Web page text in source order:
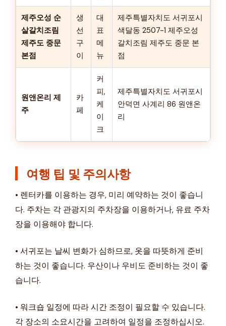
제주오성 순
살갈치조림
제주도 중문
본점
생
선
구
이
대
표
메
뉴
제주특별자치도 서귀포시
색달동 2507-1 제주오성
갈치조림 제주도 중문 본
점
원앤온리 제
주
카
페
커
피,
케
이
크
제주특별자치도 서귀포시
안덕면 사계리 86 원앤온
리
여행 팁 및 주의사항
• 렌터카를 이용하는 경우, 미리 예약하는 것이 좋습니
다. 주차는 각 관광지의 주차장을 이용하거나, 유료 주차
장을 이용해야 합니다.
• 서귀포는 날씨 변화가 심하므로, 옷을 따뜻하게 준비
하는 것이 좋습니다. 우산이나 우비도 준비하는 것이 좋
습니다.
• 워크숍 일정에 따라 시간 조정이 필요할 수 있습니다.
각 장소의 소요시간을 고려하여 일정을 조정하십시오.